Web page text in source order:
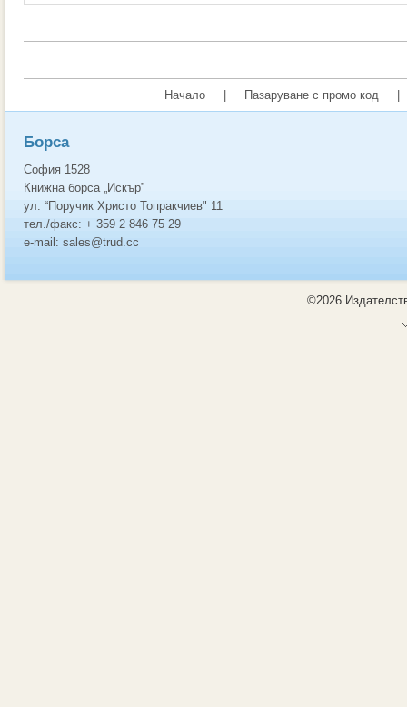
Начало Пазаруване с промо код
Борса
София 1528
Книжна борса „Искър”
ул. “Поручик Христо Топракчиев" 11
тел./факс: + 359 2 846 75 29
e-mail: sales@trud.cc
©2026